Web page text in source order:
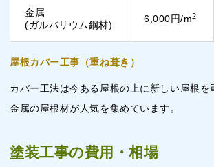
金属
(ガルバリウム鋼材)
6,000円/m2
屋根カバー工事（重ね葺き）
カバー工法は今ある屋根の上に新しい屋根を
金属の屋根材が人気を集めています。
塗装工事の費用・相場